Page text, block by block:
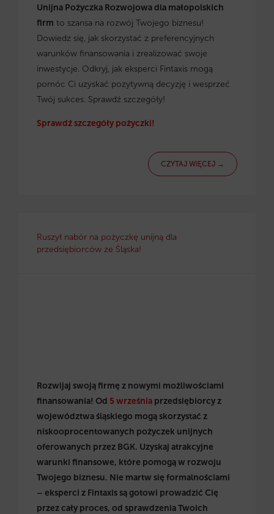
Unijna Pożyczka Rozwojowa dla małopolskich
firm to szansa na rozwój Twojego biznesu!
Dowiedz się, jak skorzystać z preferencyjnych
warunków finansowania i zrealizować swoje
inwestycje. Odkryj, jak eksperci Fintaxis mogą
pomóc Ci uzyskać pozytywną decyzję i wesprzeć
Twój sukces. Sprawdź szczegóły!
Sprawdź szczegóły pożyczki!
CZYTAJ WIĘCEJ →
Ruszył nabór na pożyczkę unijną dla
przedsiębiorców ze Śląska!
Rozwijaj swoją firmę z nowymi możliwościami
finansowania! Od 5 września przedsiębiorcy z
województwa śląskiego mogą skorzystać z
niskooprocentowanych pożyczek unijnych
oferowanych przez BGK. Uzyskaj atrakcyjne
warunki finansowe, które pomogą w rozwoju
Twojego biznesu. Nie martw się formalnościami
– eksperci z Fintaxis są gotowi prowadzić Cię
przez cały proces, od sprawdzenia Twoich